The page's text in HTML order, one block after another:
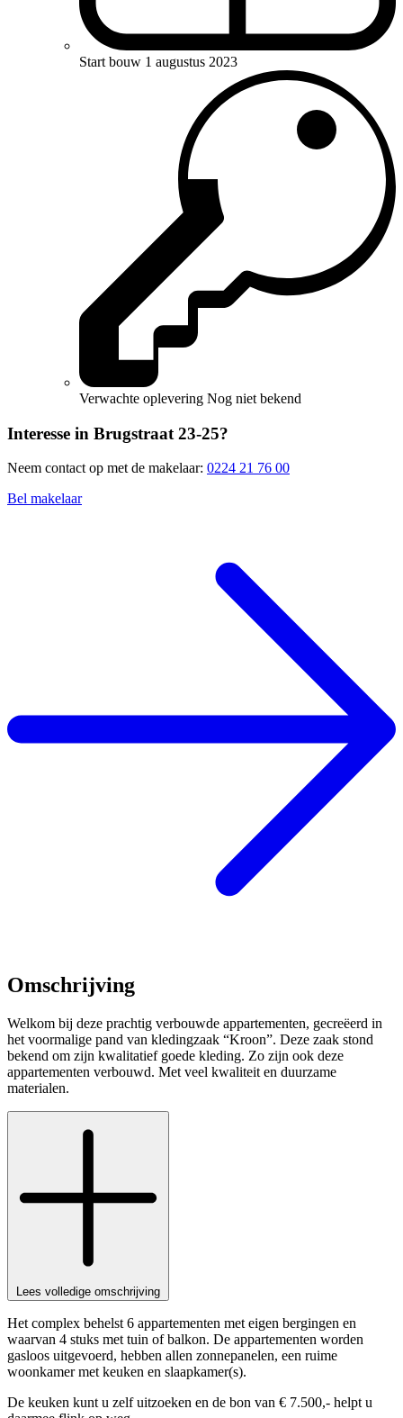
Start bouw 1 augustus 2023
Verwachte oplevering Nog niet bekend
Interesse in Brugstraat 23-25?
Neem contact op met de makelaar: 0224 21 76 00
Bel makelaar
Omschrijving
Welkom bij deze prachtig verbouwde appartementen, gecreëerd in
het voormalige pand van kledingzaak “Kroon”. Deze zaak stond
bekend om zijn kwalitatief goede kleding. Zo zijn ook deze
appartementen verbouwd. Met veel kwaliteit en duurzame
materialen.
Lees volledige omschrijving
Het complex behelst 6 appartementen met eigen bergingen en
waarvan 4 stuks met tuin of balkon. De appartementen worden
gasloos uitgevoerd, hebben allen zonnepanelen, een ruime
woonkamer met keuken en slaapkamer(s).
De keuken kunt u zelf uitzoeken en de bon van € 7.500,- helpt u